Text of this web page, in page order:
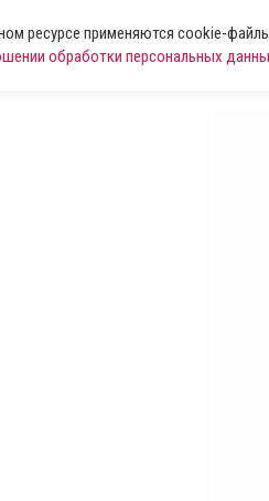
ресурсе применяются cookie-
обработки персональных